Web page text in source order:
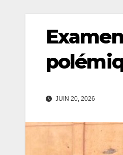
JUIN 20, 2026